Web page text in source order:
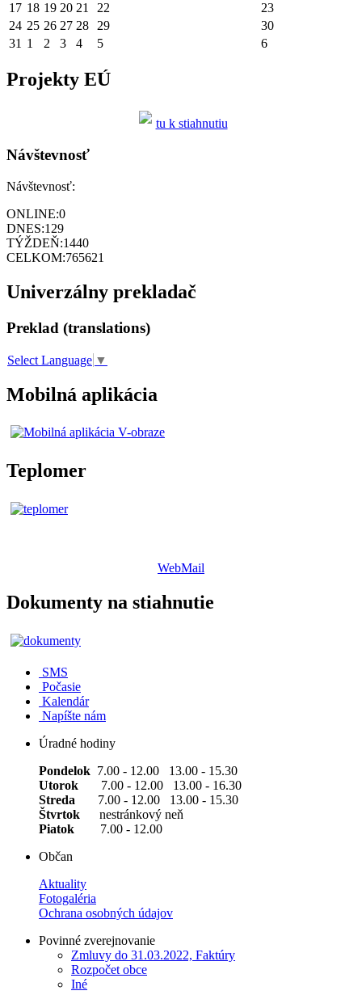
17 18 19 20 21 22
23
24 25 26 27 28 29
30
31 1 2 3 4 5 6
Projekty EÚ
tu k stiahnutiu
Návštevnosť
Návštevnosť:
ONLINE:0
DNES:129
TÝŽDEŇ:1440
CELKOM:765621
Univerzálny prekladač
Preklad (translations)
Select Language ▼
Mobilná aplikácia
Teplomer
WebMail
Dokumenty na stiahnutie
SMS
Počasie
Kalendár
Napíšte nám
Úradné hodiny
Pondelok 7.00 - 12.00 13.00 - 15.30
Utorok
7.00 - 12.00 13.00 - 16.30
Streda 7.00 - 12.00 13.00 - 15.30
Štvrtok
nestránkový neň
Piatok 7.00 - 12.00
Občan
Aktuality
Fotogaléria
Ochrana osobných údajov
Povinné zverejnovanie
Zmluvy do 31.03.2022, Faktúry
Rozpočet obce
Iné